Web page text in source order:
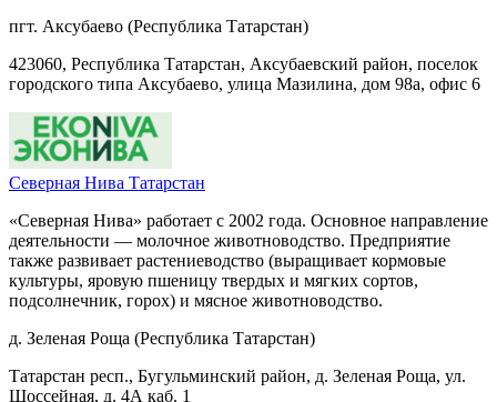
пгт. Аксубаево (Республика Татарстан)
423060, Республика Татарстан, Аксубаевский район, поселок
городского типа Аксубаево, улица Мазилина, дом 98а, офис 6
Северная Нива Татарстан
«Северная Нива» работает с 2002 года. Основное направление
деятельности — молочное животноводство. Предприятие
также развивает растениеводство (выращивает кормовые
культуры, яровую пшеницу твердых и мягких сортов,
подсолнечник, горох) и мясное животноводство.
д. Зеленая Роща (Республика Татарстан)
Татарстан респ., Бугульминский район, д. Зеленая Роща, ул.
Шоссейная, д. 4А каб. 1